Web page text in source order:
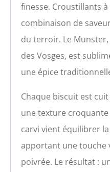
finesse. Croustillants
combinaison de
du terroir. Le
des Vosges, est
une épice
Chaque biscuit est
une texture
carvi vient équilibrer
apportant une touche
poivrée. Le résultat :